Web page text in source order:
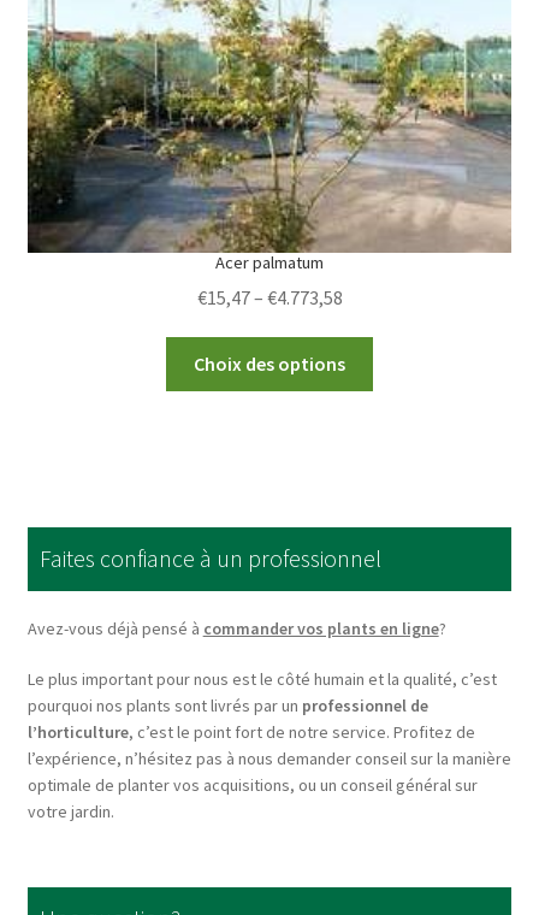
chosen
on
the
product
page
Acer palmatum
€15,47– €4.773,58Price
€15,47
through
Choix des options
options
may
be
chosen
the
product
page
Faites confiance à un professionnel
Avez-vous déjà pensé à commander vos plants en ligne?
Le plus important pour nous est le côté humain et la qualité, c’est
pourquoi nos plants sont livrés par un professionnel de
l’horticulture, c’est le point fort de notre service. Profitez de
l’expérience, n’hésitez pas à nous demander conseil sur la manière
optimale de planter vos acquisitions, ou un conseil général sur
votre jardin.